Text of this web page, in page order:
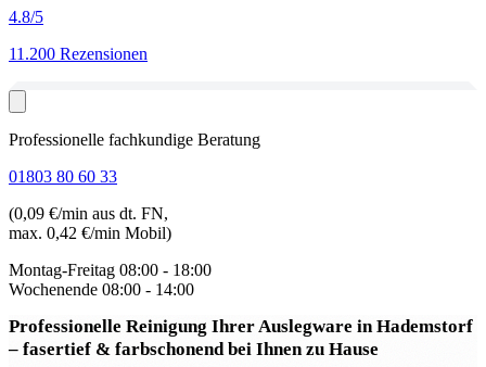
4.8/5
11.200 Rezensionen
Professionelle fachkundige Beratung
01803 80 60 33
(0,09 €/min aus dt. FN,
max. 0,42 €/min Mobil)
Montag-Freitag 08:00 - 18:00
Wochenende 08:00 - 14:00
Professionelle Reinigung Ihrer Auslegware in Hademstorf
– fasertief & farbschonend bei Ihnen zu Hause